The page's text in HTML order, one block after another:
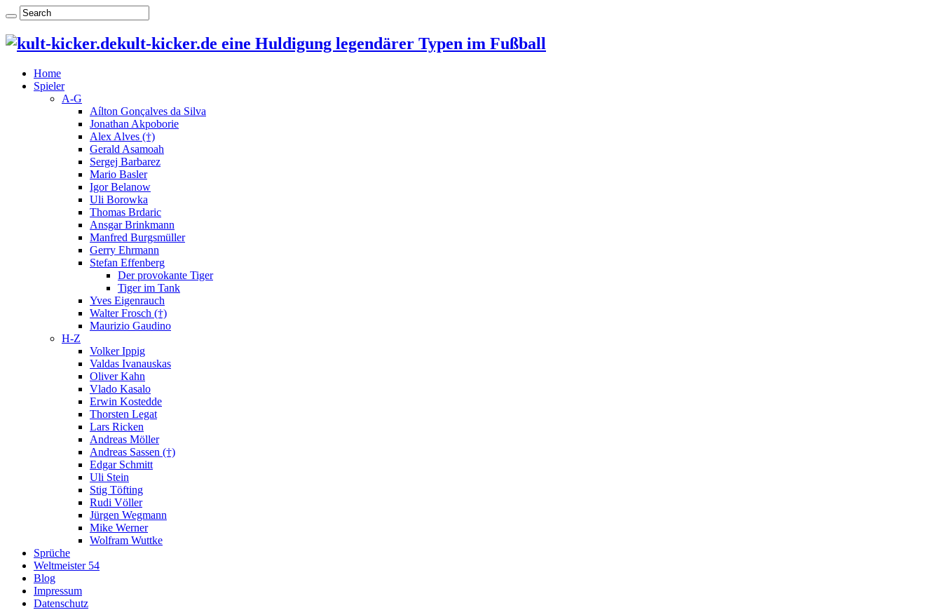
kult-kicker.de eine Huldigung legendärer Typen im Fußball
Home
Spieler
A-G
Aílton Gonçalves da Silva
Jonathan Akpoborie
Alex Alves (†)
Gerald Asamoah
Sergej Barbarez
Mario Basler
Igor Belanow
Uli Borowka
Thomas Brdaric
Ansgar Brinkmann
Manfred Burgsmüller
Gerry Ehrmann
Stefan Effenberg
Der provokante Tiger
Tiger im Tank
Yves Eigenrauch
Walter Frosch (†)
Maurizio Gaudino
H-Z
Volker Ippig
Valdas Ivanauskas
Oliver Kahn
Vlado Kasalo
Erwin Kostedde
Thorsten Legat
Lars Ricken
Andreas Möller
Andreas Sassen (†)
Edgar Schmitt
Uli Stein
Stig Töfting
Rudi Völler
Jürgen Wegmann
Mike Werner
Wolfram Wuttke
Sprüche
Weltmeister 54
Blog
Impressum
Datenschutz